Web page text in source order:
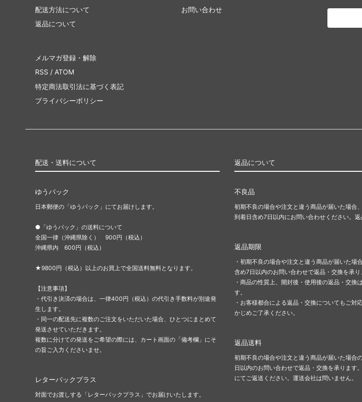
配送方法について
返品について
お問い合わせ
メルマガ登録・解除
RSS / ATOM
特定商法取引法に基づく表記
プライバシーポリシー
配送・送料について
ゆうパック
日本郵便の「ゆうパック」にてお届けします。
●「ゆうパック」の送料について
全国一律（沖縄県除く） 900円（税込）
沖縄県内 600円（税込）
★9800円（税込）以上のお買上で全国送料無料となります。
【注意事項】
・代引き決済の場合は、一律400円（税込）の代引き手数料が別途発
生します。
・同一の配送先に複数のご注文をいただいた場合、ひとつにまとめて
発送させていただきます。
複数に分けての発送をご希望の際には、カート画面の「備考欄」にそ
の旨ご入力くださいませ。
レターパックプラス
対面でお渡しする「レターパックプラス」でお届けいたします。
返品について
不良品
初期不良の場合や注文と違う商品が届いた場合
到着日含め7日以内にお問い合わせください。返
返品期限
・初期不良の場合や注文と違う商品が届いた場
含め7日以内のお問い合わせで返品・交換を承り
・商品の性質上、開封後・使用後の返品・交換
す。
・お客様都合による返品・交換についてもご対
かじめご了承ください。
返品送料
初期不良の場合や注文と違う商品が届いた場合
日以内のお問い合わせで返品・交換を承ります
にてご返送ください。運送会社は問いません。